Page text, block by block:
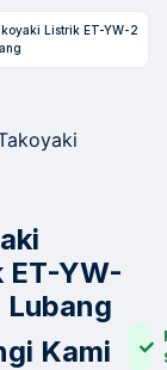
Listrik ET-YW-2
ET-YW-
Lubang
Kami